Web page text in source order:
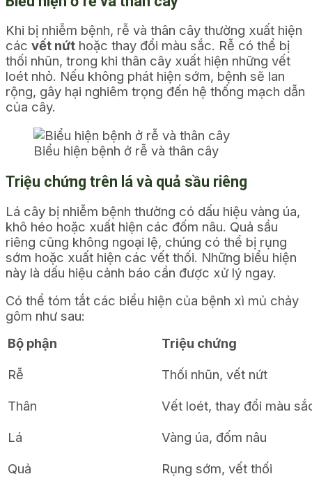
Khi bị nhiễm bệnh, rễ và thân cây thường xuất hiện
các vết nứt hoặc thay đổi màu sắc. Rễ có thể bị
thối nhũn, trong khi thân cây xuất hiện những vết
loét nhỏ. Nếu không phát hiện sớm, bệnh sẽ lan
rộng, gây hại nghiêm trọng đến hệ thống mạch dẫn
của cây.
Biểu hiện bệnh ở rễ và thân cây
Triệu chứng trên lá và quả sầu riêng
Lá cây bị nhiễm bệnh thường có dấu hiệu vàng úa,
khô héo hoặc xuất hiện các đốm nâu. Quả sầu
riêng cũng không ngoại lệ, chúng có thể bị rụng
sớm hoặc xuất hiện các vết thối. Những biểu hiện
này là dấu hiệu cảnh báo cần được xử lý ngay.
Có thể tóm tắt các biểu hiện của bệnh xì mủ chảy
gôm như sau:
Bộ phận
Triệu chứng
Rễ Thối nhũn, vết nứt
Thân Vết loét, thay đổi màu
Lá Vàng úa, đốm nâu
Quả Rụng sớm, vết thối